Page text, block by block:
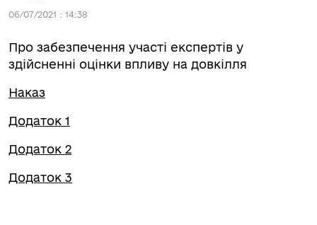
06/07/2021 : 14:38
Про забезпечення участі експертів у
здійсненні оцінки впливу на довкілля
Наказ
Додаток 1
Додаток 2
Додаток 3